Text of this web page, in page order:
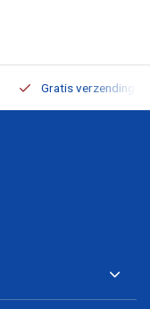
Gratis verzending